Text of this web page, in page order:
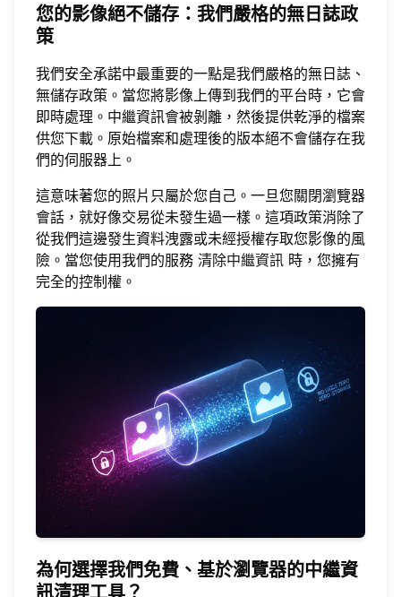
您的影像絕不儲存：我們嚴格的無日誌政
策
我們安全承諾中最重要的一點是我們嚴格的無日誌、
無儲存政策。當您將影像上傳到我們的平台時，它會
即時處理。中繼資訊會被剝離，然後提供乾淨的檔案
供您下載。原始檔案和處理後的版本絕不會儲存在我
們的伺服器上。
這意味著您的照片只屬於您自己。一旦您關閉瀏覽器
會話，就好像交易從未發生過一樣。這項政策消除了
從我們這邊發生資料洩露或未經授權存取您影像的風
險。當您使用我們的服務 清除中繼資訊 時，您擁有
完全的控制權。
為何選擇我們免費、基於瀏覽器的中繼資
訊清理工具？